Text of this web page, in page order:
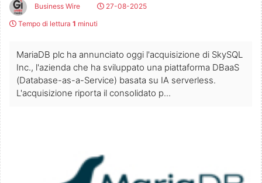
Business Wire
27-08-2025
Tempo di lettura 1 minuti
MariaDB plc ha annunciato oggi l'acquisizione di SkySQL
Inc., l'azienda che ha sviluppato una piattaforma DBaaS
(Database-as-a-Service) basata su IA serverless.
L'acquisizione riporta il consolidato p...